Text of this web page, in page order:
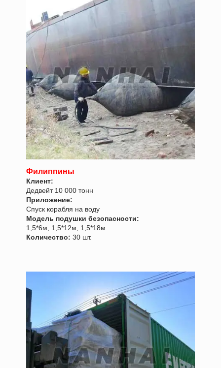
Филиппины
Клиент:
Дедвейт 10 000 тонн
Приложение:
Спуск корабля на воду
Модель подушки безопасности:
1,5*6м, 1,5*12м, 1,5*18м
Количество: 30 шт.